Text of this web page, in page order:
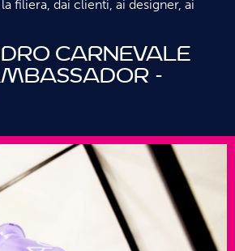
filiera, dai clienti, ai designer, ai
Carnevale
-